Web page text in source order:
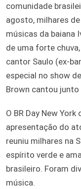
comunidade
agosto, milhares
músicas da baiana
de uma forte
cantor Saulo (ex-
especial no show
Brown cantou
O BR Day New
apresentação do
reuniu milhares na
espírito verde e
brasileiro. Foram
música.